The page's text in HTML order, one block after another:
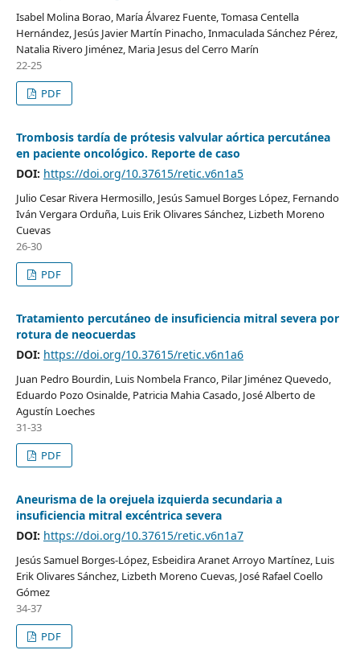
Isabel Molina Borao, María Álvarez Fuente, Tomasa Centella
Hernández, Jesús Javier Martín Pinacho, Inmaculada Sánchez Pérez,
Natalia Rivero Jiménez, Maria Jesus del Cerro Marín
22-25
PDF
Trombosis tardía de prótesis valvular aórtica percutánea
en paciente oncológico. Reporte de caso
DOI: https://doi.org/10.37615/retic.v6n1a5
Julio Cesar Rivera Hermosillo, Jesús Samuel Borges López, Fernando
Iván Vergara Orduña, Luis Erik Olivares Sánchez, Lizbeth Moreno
Cuevas
26-30
PDF
Tratamiento percutáneo de insuficiencia mitral severa por
rotura de neocuerdas
DOI: https://doi.org/10.37615/retic.v6n1a6
Juan Pedro Bourdin, Luis Nombela Franco, Pilar Jiménez Quevedo,
Eduardo Pozo Osinalde, Patricia Mahia Casado, José Alberto de
Agustín Loeches
31-33
PDF
Aneurisma de la orejuela izquierda secundaria a
insuficiencia mitral excéntrica severa
DOI: https://doi.org/10.37615/retic.v6n1a7
Jesús Samuel Borges-López, Esbeidira Aranet Arroyo Martínez, Luis
Erik Olivares Sánchez, Lizbeth Moreno Cuevas, José Rafael Coello
Gómez
34-37
PDF